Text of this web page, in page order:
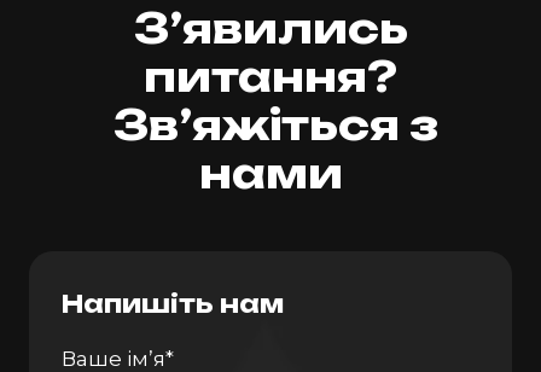
З’явились
питання?
Зв’яжіться з
нами
Напишіть нам
Ваше ім’я*